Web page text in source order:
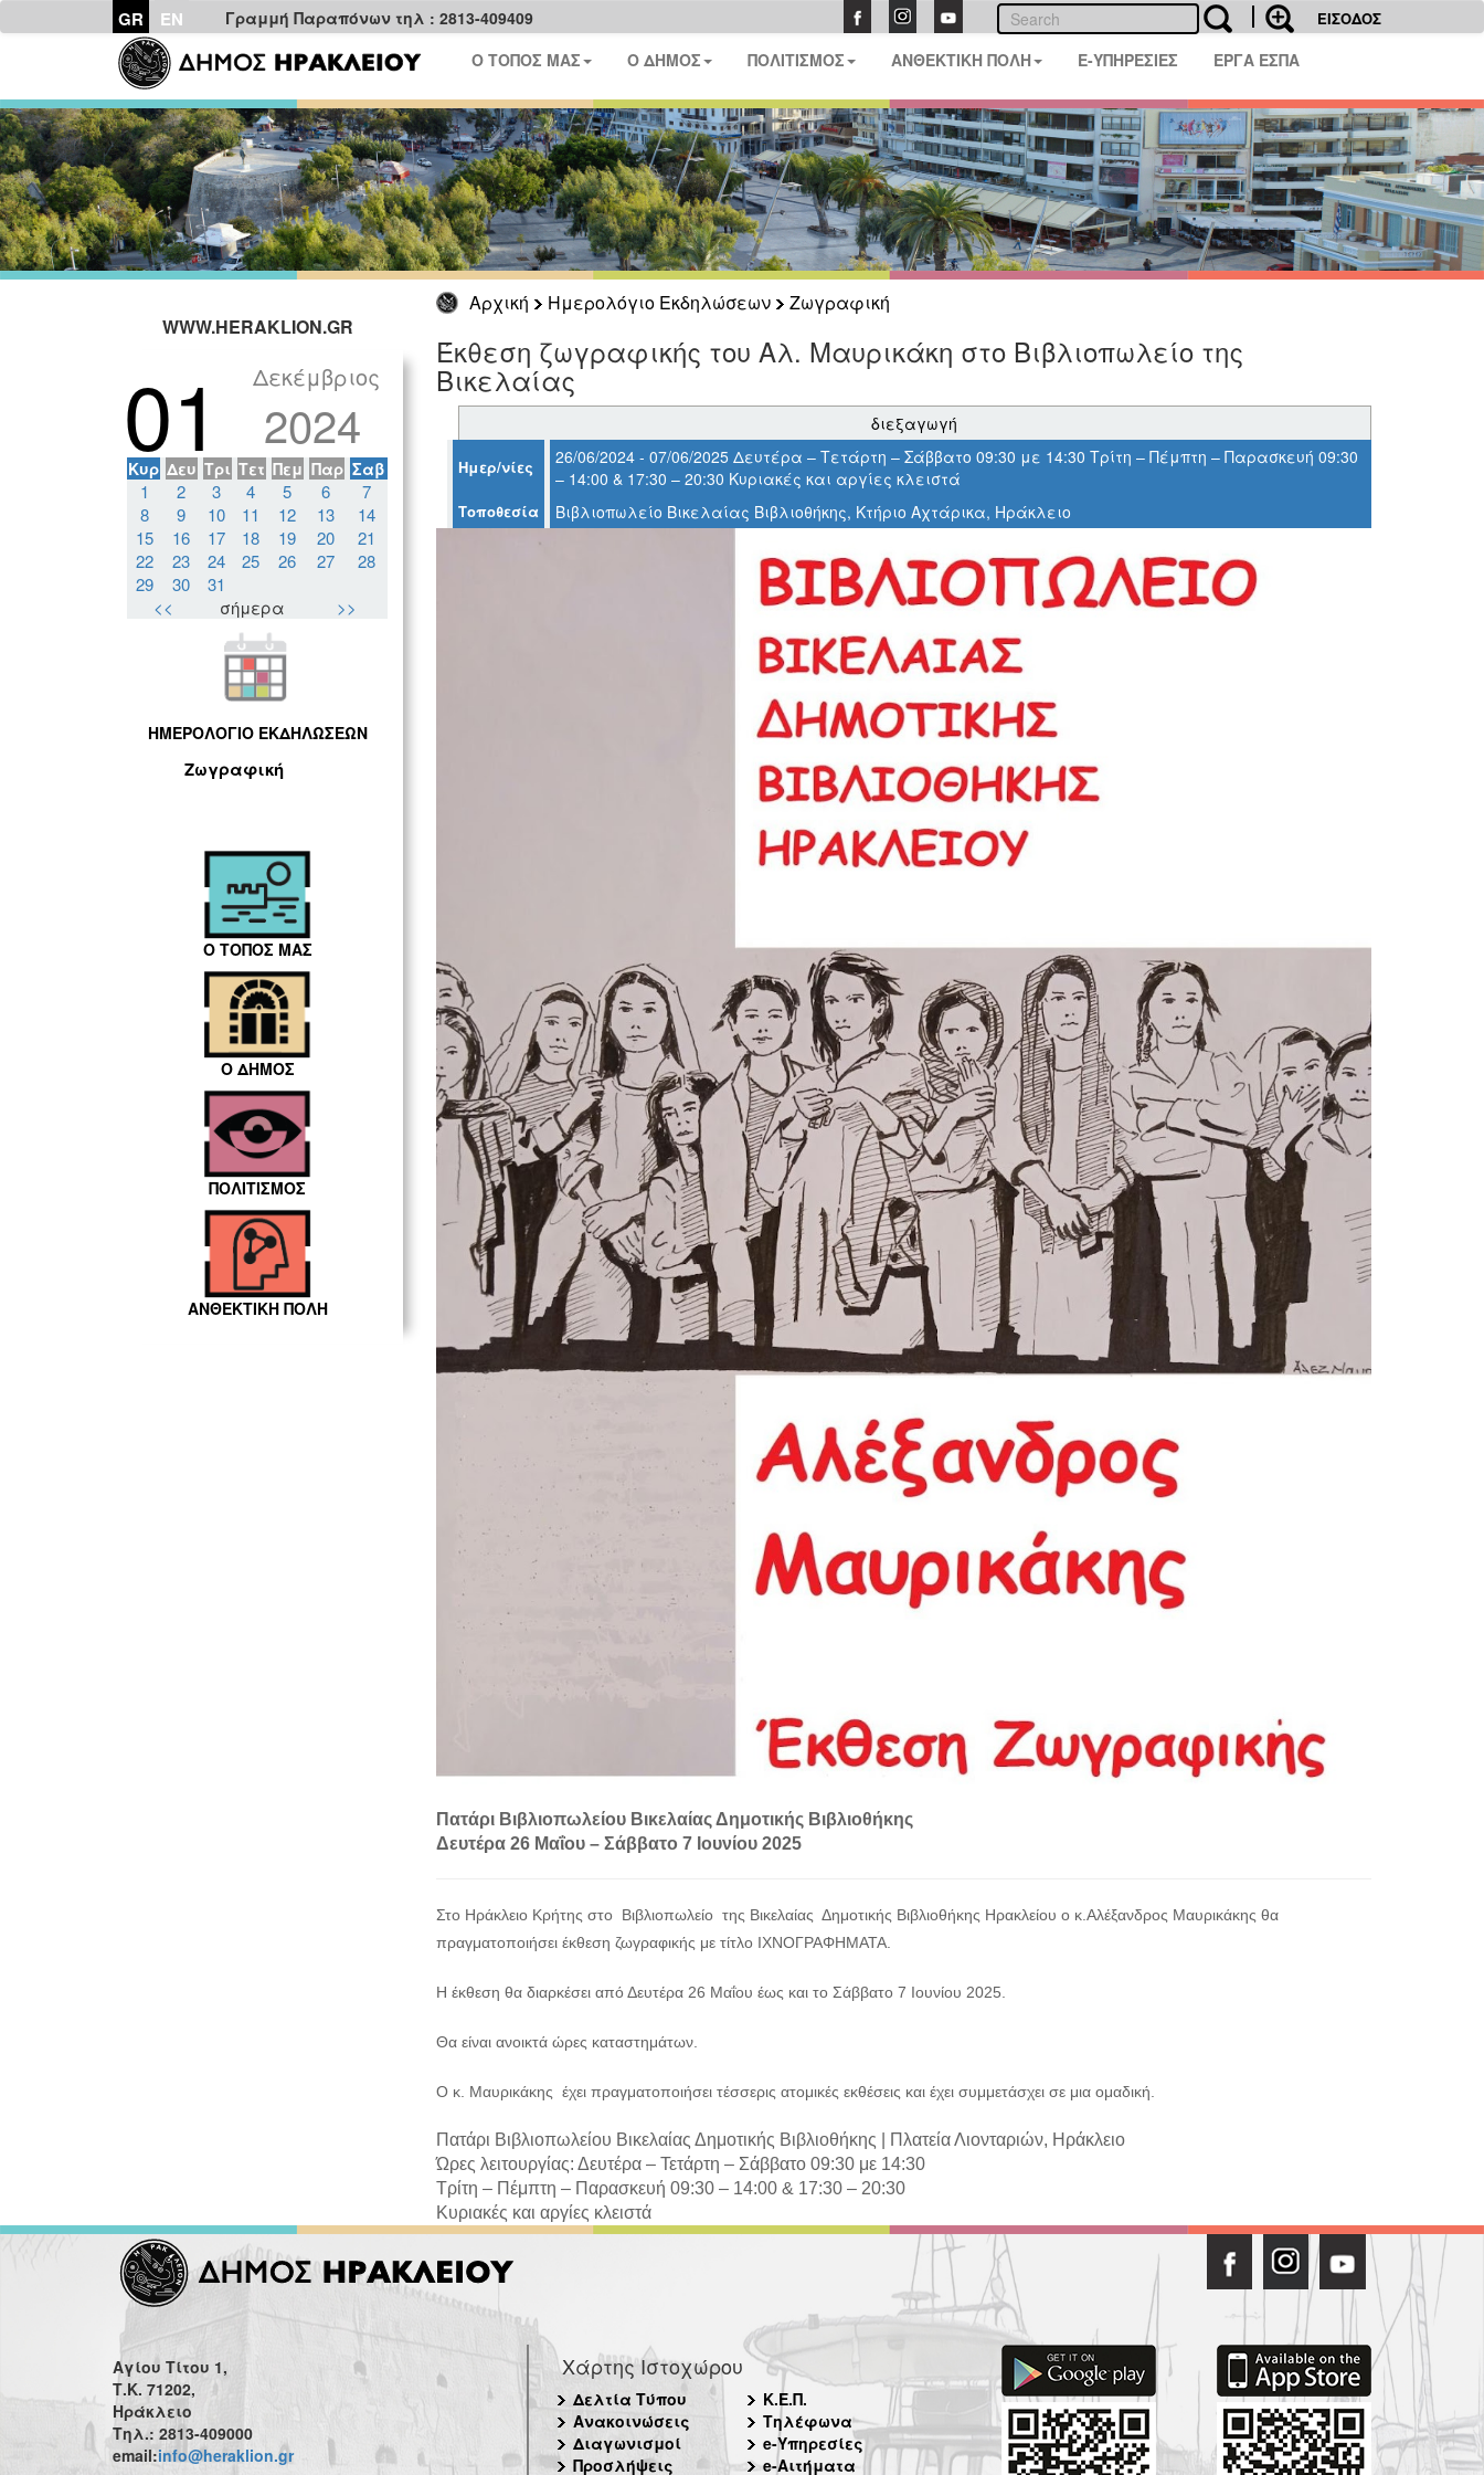
GR EN Γραμμή Παραπόνων τηλ : 2813-409409 ΕΙΣΟΔΟΣ
Ο ΤΟΠΟΣ ΜΑΣ Ο ΔΗΜΟΣ ΠΟΛΙΤΙΣΜΟΣ ΑΝΘΕΚΤΙΚΗ ΠΟΛΗ E-ΥΠΗΡΕΣΙΕΣ ΕΡΓΑ ΕΣΠΑ
Αρχική Ημερολόγιο Εκδηλώσεων
Ζωγραφική
WWW.HERAKLION.GR
01 Δεκέμβριος
2024
Κυρ Δευ Τρι Τετ Πεμ Παρ Σαβ
1 2 3 4 5 6
7
8
9 10 11 12 13
14
15
16 17 18 19 20
21
22
23 24 25 26 27
28
29
30
31
<<
σήμερα >>
ΗΜΕΡΟΛΟΓΙΟ ΕΚΔΗΛΩΣΕΩΝ
Ζωγραφική
Ο ΤΟΠΟΣ ΜΑΣ
Ο ΔΗΜΟΣ
ΠΟΛΙΤΙΣΜΟΣ
ΑΝΘΕΚΤΙΚΗ ΠΟΛΗ
Έκθεση ζωγραφικής του Αλ. Μαυρικάκη στο Βιβλιοπωλείο της
Βικελαίας
διεξαγωγή
Ημερ/νίες
26/06/2024 - 07/06/2025 Δευτέρα – Τετάρτη – Σάββατο 09:30 με 14:30 Τρίτη – Πέμπτη – Παρασκευή 09:30
– 14:00 & 17:30 – 20:30 Κυριακές και αργίες κλειστά
Τοποθεσία Βιβλιοπωλείο Βικελαίας Βιβλιοθήκης, Κτήριο Αχτάρικα, Ηράκλειο
Πατάρι Βιβλιοπωλείου Βικελαίας Δημοτικής Βιβλιοθήκης
Δευτέρα 26 Μαΐου – Σάββατο 7 Ιουνίου 2025
Στο Ηράκλειο Κρήτης στο Βιβλιοπωλείο της Βικελαίας Δημοτικής Βιβλιοθήκης Ηρακλείου ο κ.Αλέξανδρος Μαυρικάκης θα
πραγματοποιήσει έκθεση ζωγραφικής με τίτλο ΙΧΝΟΓΡΑΦΗΜΑΤΑ.
Η έκθεση θα διαρκέσει από Δευτέρα 26 Μαΐου έως και το Σάββατο 7 Ιουνίου 2025.
Θα είναι ανοικτά ώρες καταστημάτων.
Ο κ. Μαυρικάκης έχει πραγματοποιήσει τέσσερις ατομικές εκθέσεις και έχει συμμετάσχει σε μια ομαδική.
Πατάρι Βιβλιοπωλείου Βικελαίας Δημοτικής Βιβλιοθήκης |
Πλατεία Λιονταριών, Ηράκλειο
Ώρες λειτουργίας: Δευτέρα – Τετάρτη – Σάββατο 09:30 με 14:30
Τρίτη – Πέμπτη – Παρασκευή 09:30 – 14:00 & 17:30 – 20:30
Κυριακές και αργίες κλειστά
Αγίου Τίτου 1,
Τ.Κ. 71202,
Ηράκλειο
Τηλ.: 2813-409000
email:info@heraklion.gr
Χάρτης Ιστοχώρου
Δελτία Τύπου
Ανακοινώσεις
Διαγωνισμοί
Προσλήψεις
Κ.Ε.Π.
Τηλέφωνα
e-Υπηρεσίες
e-Αιτήματα